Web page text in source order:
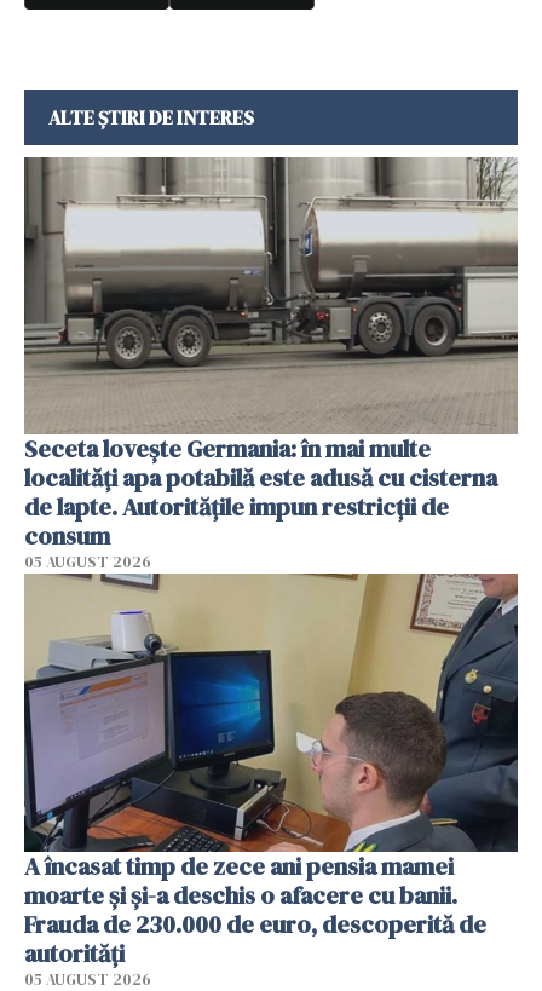
ALTE ȘTIRI DE INTERES
Seceta lovește Germania: în mai multe
localități apa potabilă este adusă cu cisterna
de lapte. Autoritățile impun restricții de
consum
05 AUGUST 2026
A încasat timp de zece ani pensia mamei
moarte și și-a deschis o afacere cu banii.
Frauda de 230.000 de euro, descoperită de
autorități
05 AUGUST 2026